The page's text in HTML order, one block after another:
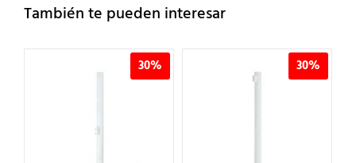
También te pueden interesar